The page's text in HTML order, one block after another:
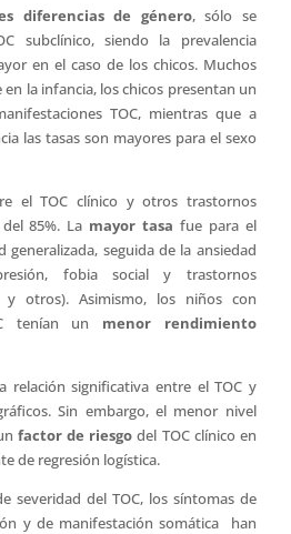
diferencias de género, sólo se
subclínico, siendo la prevalencia
en el caso de los chicos. Muchos
la infancia, los chicos presentan un
TOC, mientras que a
las tasas son mayores para el sexo
el TOC clínico y otros trastornos
85%. La mayor tasa fue para el
seguida de la ansiedad
fobia social y trastornos
y otros). Asimismo, los niños con
tenían un menor rendimiento
relación significativa entre el TOC y
Sin embargo, el menor nivel
factor de riesgo del TOC clínico en
de regresión logística.
severidad del TOC, los síntomas de
y de manifestación somática han